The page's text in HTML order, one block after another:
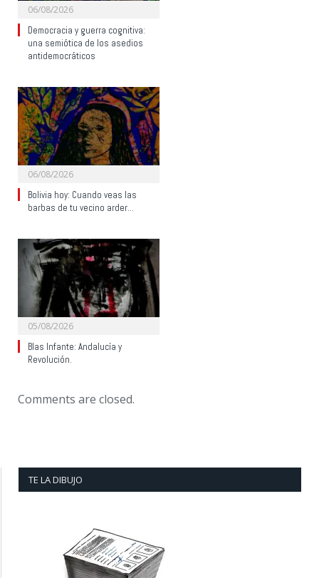
06/08/2026
Democracia y guerra cognitiva:
una semiótica de los asedios
antidemocráticos
06/08/2026
Bolivia hoy: Cuando veas las
barbas de tu vecino arder…
05/08/2026
Blas Infante: Andalucía y
Revolución.
Comments are closed.
TE LA DIBUJO